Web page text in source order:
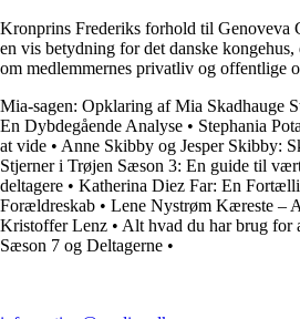
Kronprins Frederiks forhold til Genoveva
en vis betydning for det danske kongehus,
om medlemmernes privatliv og offentlige
Mia-sagen: Opklaring af Mia Skadhauge
En Dybdegående Analyse • Stephania
at vide • Anne Skibby og Jesper Skibby:
Stjerner i Trøjen Sæson 3: En guide til
deltagere • Katherina Diez Far: En
Forældreskab • Lene Nystrøm Kæreste –
Kristoffer Lenz • Alt hvad du har brug for
Sæson 7 og Deltagerne •